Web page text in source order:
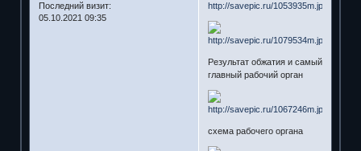
Последний визит:
05.10.2021 09:35
Результат обжатия и самый
главный рабочий орган
схема рабочего органа